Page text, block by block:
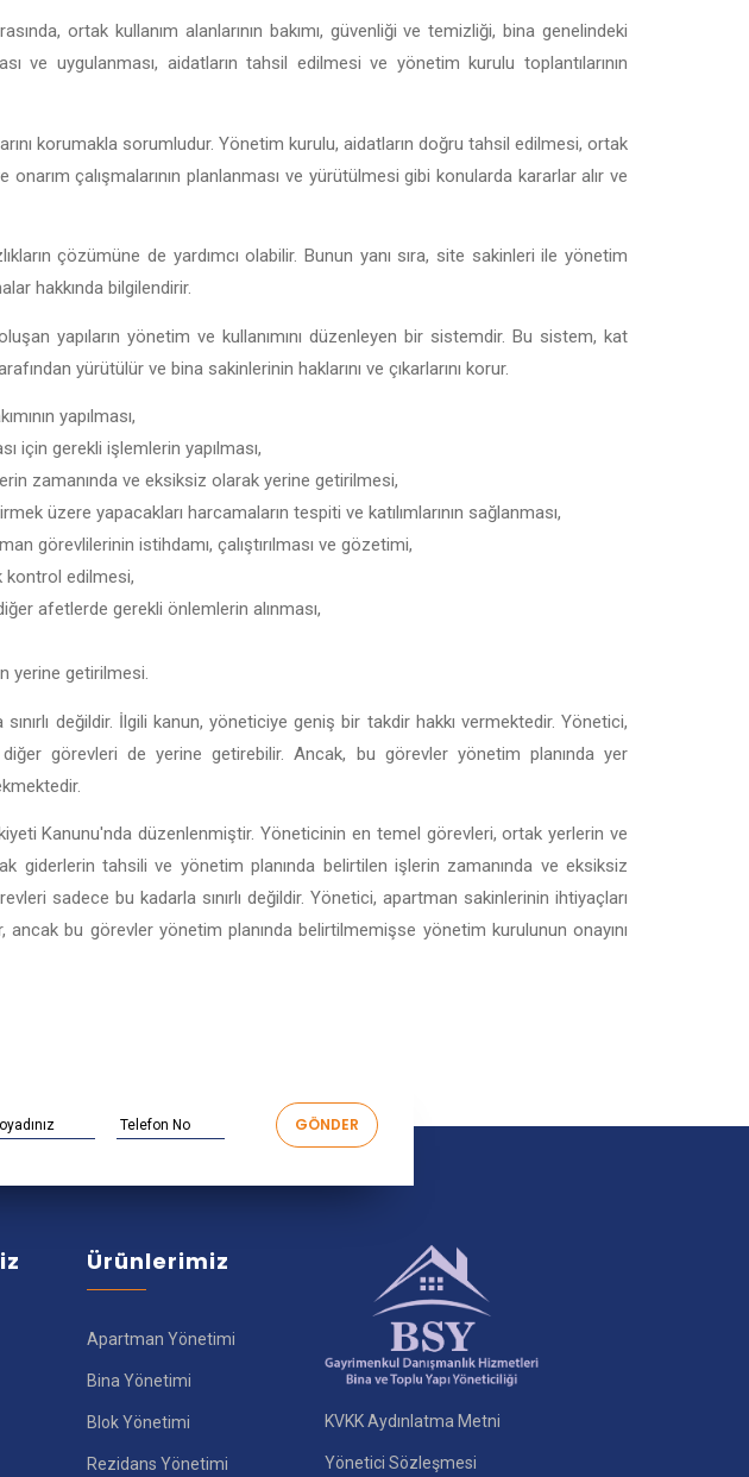
ortak kullanım alanlarının bakımı, güvenliği ve temizliği, bina genelindeki
ve uygulanması, aidatların tahsil edilmesi ve yönetim kurulu toplantılarının
korumakla sorumludur. Yönetim kurulu, aidatların doğru tahsil edilmesi, ortak
onarım çalışmalarının planlanması ve yürütülmesi gibi konularda kararlar alır ve
çözümüne de yardımcı olabilir. Bunun yanı sıra, site sakinleri ile yönetim
hakkında bilgilendirir.
yapıların yönetim ve kullanımını düzenleyen bir sistemdir. Bu sistem, kat
yürütülür ve bina sakinlerinin haklarını ve çıkarlarını korur.
yapılması,
için gerekli işlemlerin yapılması,
zamanında ve eksiksiz olarak yerine getirilmesi,
üzere yapacakları harcamaların tespiti ve katılımlarının sağlanması,
görevlilerinin istihdamı, çalıştırılması ve gözetimi,
kontrol edilmesi,
afetlerde gerekli önlemlerin alınması,
yerine getirilmesi.
değildir. İlgili kanun, yöneticiye geniş bir takdir hakkı vermektedir. Yönetici,
görevleri de yerine getirebilir. Ancak, bu görevler yönetim planında yer
Kanunu'nda düzenlenmiştir. Yöneticinin en temel görevleri, ortak yerlerin ve
giderlerin tahsili ve yönetim planında belirtilen işlerin zamanında ve eksiksiz
sadece bu kadarla sınırlı değildir. Yönetici, apartman sakinlerinin ihtiyaçları
bu görevler yönetim planında belirtilmemişse yönetim kurulunun onayını
Ürünlerimiz
Apartman Yönetimi
Bina Yönetimi
Blok Yönetimi
Rezidans Yönetimi
KVKK Aydınlatma Metni
Yönetici Sözleşmesi